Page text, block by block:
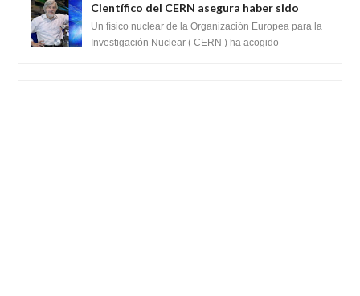
Científico del CERN asegura haber sido
ayudado por seres de luz durante una
prueba del Colisionador de Hadrones
Un físico nuclear de la Organización Europea para la
Investigación Nuclear ( CERN ) ha acogido